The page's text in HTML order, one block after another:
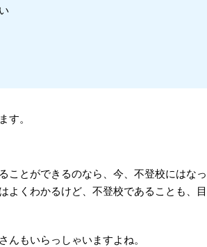
す。
ことができるのなら、今、不登校にはなっ
よくわかるけど、不登校であることも、
んもいらっしゃいますよね。